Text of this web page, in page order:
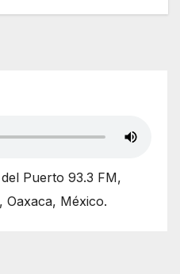
Puerto 93.3 FM,
Oaxaca, México.